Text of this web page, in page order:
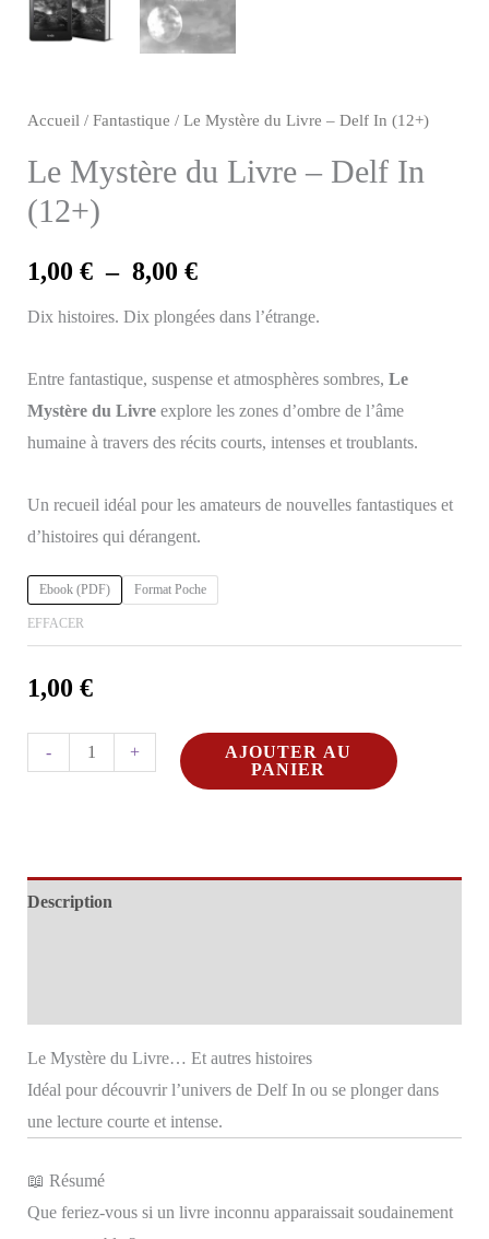
Accueil / Fantastique / Le Mystère du Livre – Delf In (12+)
Le Mystère du Livre – Delf In
(12+)
1,00 € – 8,00 €Plage
de
1,00 €
8,00 €
Dix histoires. Dix plongées dans l’étrange.
Entre fantastique, suspense et atmosphères sombres, Le
Mystère du Livreexplore les zones d’ombre de l’âme
humaine à travers des récits courts, intenses et troublants.
Un recueil idéal pour les amateurs de nouvelles fantastiques et
d’histoires qui dérangent.
Ebook (PDF) Format Poche
EFFACER
1,00 €
-
du
Livre
+
AJOUTER AU
PANIER
Description
Le Mystère du Livre… Et autres histoires
Idéal pour découvrir l’univers de Delf In ou se plonger dans
une lecture courte et intense.
📖 Résumé
Que feriez-vous si un livre inconnu apparaissait soudainement